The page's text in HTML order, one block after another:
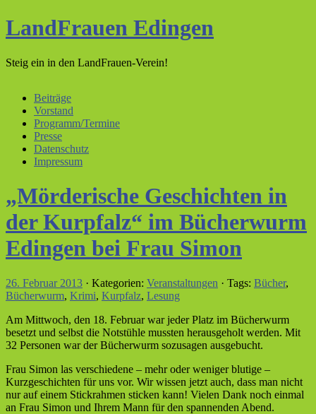
LandFrauen Edingen
Steig ein in den LandFrauen-Verein!
Beiträge
Vorstand
Programm/Termine
Presse
Datenschutz
Impressum
„Mörderische Geschichten in
der Kurpfalz“ im Bücherwurm
Edingen bei Frau Simon
26. Februar 2013 · Kategorien: Veranstaltungen · Tags: Bücher,
Bücherwurm, Krimi, Kurpfalz, Lesung
Am Mittwoch, den 18. Februar war jeder Platz im Bücherwurm
besetzt und selbst die Notstühle mussten herausgeholt werden. Mit
32 Personen war der Bücherwurm sozusagen ausgebucht.
Frau Simon las verschiedene – mehr oder weniger blutige –
Kurzgeschichten für uns vor. Wir wissen jetzt auch, dass man nicht
nur auf einem Stickrahmen sticken kann! Vielen Dank noch einmal
an Frau Simon und Ihrem Mann für den spannenden Abend.